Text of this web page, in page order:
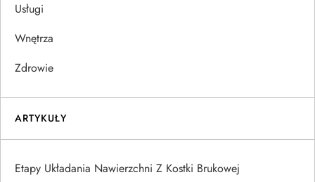
Usługi
Wnętrza
Zdrowie
ARTYKUŁY
Etapy Układania Nawierzchni Z Kostki Brukowej